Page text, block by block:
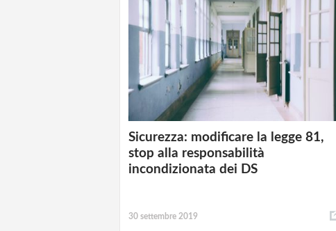
Sicurezza: modificare la legge 81,
stop alla responsabilità
incondizionata dei DS
30 settembre 2019